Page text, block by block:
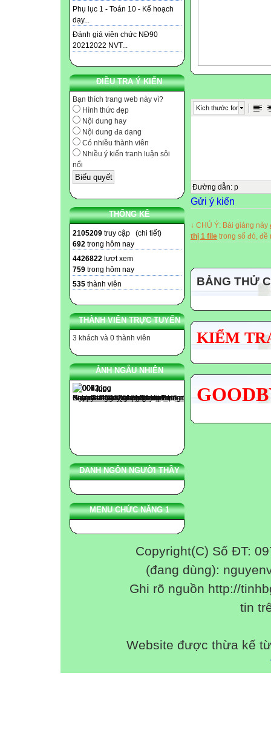
Phụ lục 1 - Toán 10 - Kế hoạch
dạy...
Đánh giá viên chức NĐ90
20212022 NVT...
ĐIỀU TRA Ý KIẾN
Bạn thích trang web này vì?
Hình thức đẹp
Nội dung hay
Nội dung đa dạng
Có nhiều thành viên
Nhiều ý kiến tranh luận sôi
nổi
THỐNG KÊ
2105209 truy cập (chi tiết)
692 trong hôm nay
4426822 lượt xem
759 trong hôm nay
535 thành viên
THÀNH VIÊN TRỰC TUYẾN
3 khách và 0 thành viên
ẢNH NGẪU NHIÊN
DANH NGÔN NGƯỜI THẦY
MENU CHỨC NĂNG 1
Kích thước font
Đường dẫn: p
Gửi ý kiến
↓ CHÚ Ý: Bài giảng này
thị 1 file trong số đó, đề
BẢNG THỬ
KIỂM
Copyright(C) Số ĐT:
(đang dùng):
Ghi rõ nguồn http://
tin
Website được thừa kế